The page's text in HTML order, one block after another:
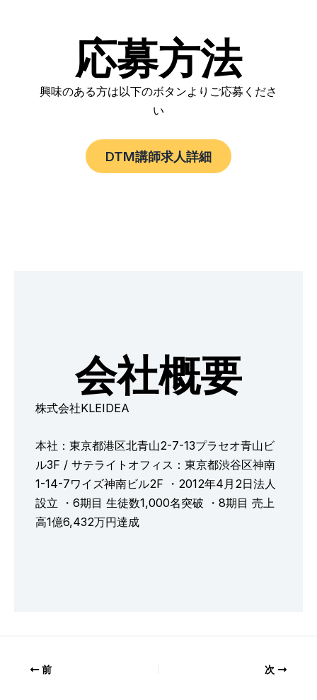
応募方法
興味のある方は以下のボタンよりご応募くださ
い
DTM講師求人詳細
会社概要
株式会社KLEIDEA
本社：東京都港区北青山2-7-13プラセオ青山ビ
ル3F / サテライトオフィス：東京都渋谷区神南
1-14-7ワイズ神南ビル2F ・2012年4月2日法人
設立 ・6期目 生徒数1,000名突破 ・8期目 売上
高1億6,432万円達成
前 次